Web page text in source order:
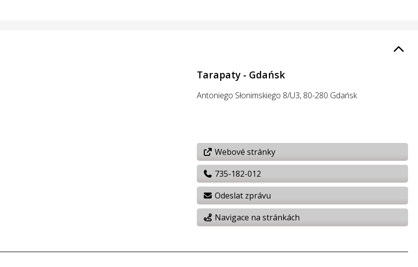
Tarapaty - Gdańsk
Antoniego Słonimskiego 8/U3, 80-280 Gdańsk
Webové stránky
735-182-012
Odeslat zprávu
Navigace na stránkách